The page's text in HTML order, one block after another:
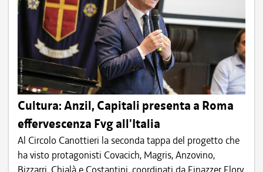
Cultura: Anzil, Capitali presenta a Roma
effervescenza Fvg all'Italia
Al Circolo Canottieri la seconda tappa del progetto che
ha visto protagonisti Covacich, Magris, Anzovino,